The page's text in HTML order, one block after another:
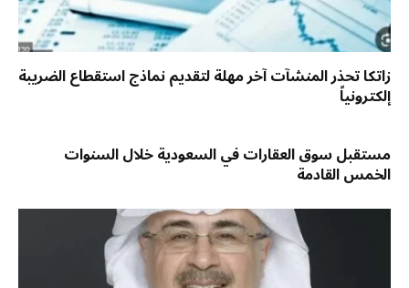
زاتكا تحذر المنشآت آخر مهلة لتقديم نماذج استقطاع الضريبة
إلكترونياً
مستقبل سوق العقارات في السعودية خلال السنوات
الخمس القادمة